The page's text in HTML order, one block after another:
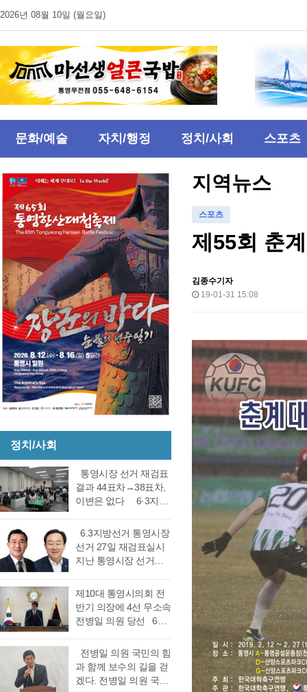
2026년 08월 10일 (월요일)
문화/예술 자치/행정 정치/사회 스포츠
정치/사회
통영시장 선거 재검표
결과 44표차→38표차,
이변은 없다 6·3지방
검표 결과 강석주 시장
이 38표차로 6표가 변
동되었으나 천영기 당
는 창원시 성산구에 있
는 도선관위 청사 6층
대회의실에서 실시한
차에서 38표차로 더불
어민주당 강석주 시장
이 국민의힘 천영기 전
6.3지방선거 통영시장
선거 27일 재검표실시
지난 통영시장 선거에
서 0.06%(44표) 차이로
당락이 갈렸던 6.3지방
선거 통영시장선거 결
과에 대한 천영기 후보
드려져 경남선관위가
재검표를 결정했다. 경
남 선거관리위원회가
제10대 통영시의회 전
반기 의장에 4선 무소속
전병일 의원 당선 6일
거를 위한 제244회 임
시회를에서 4선 전병일
의원이 전반기 의장에
전병일 의원 국민의 힘
과 함께 보수의 길을 걷
겠다. 전병일 의원 국민
지역뉴스
스포츠
제55회 춘
김종수기자
19-01-31 15:08